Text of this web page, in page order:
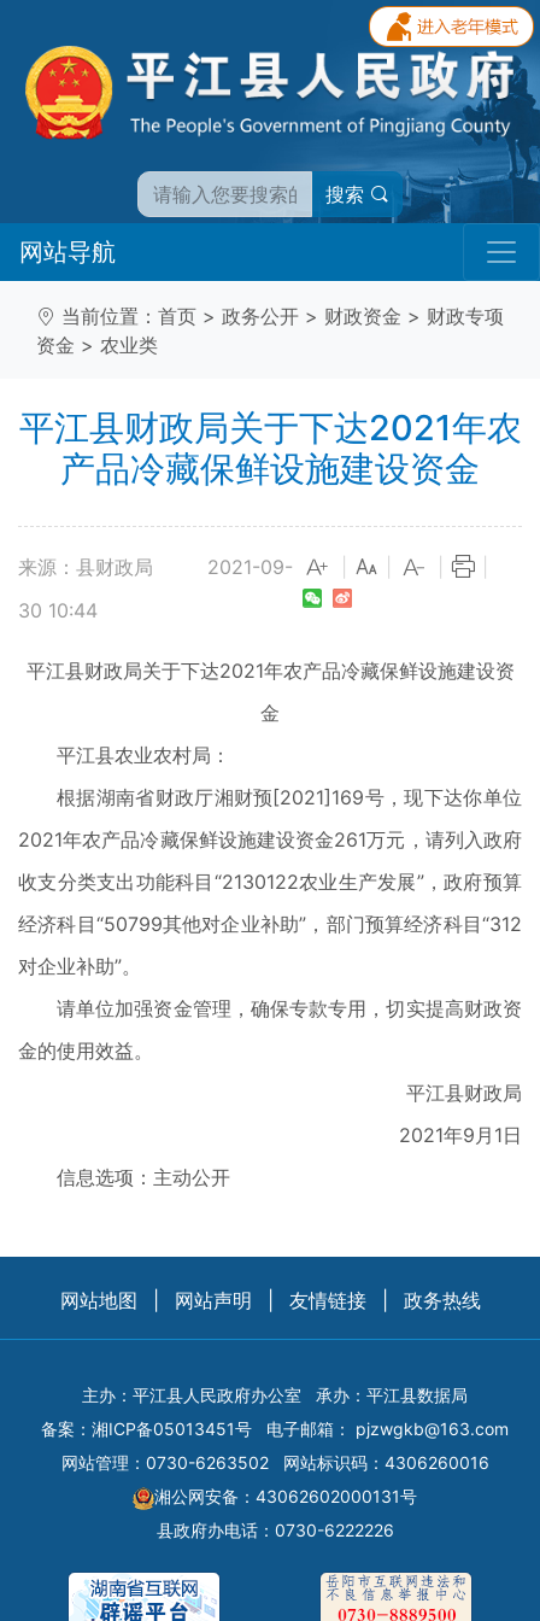
搜索
网站导航
当前位置： 首页 > 政务公开 > 财政资金 > 财政专项
资金 > 农业类
平江县财政局关于下达2021年农
产品冷藏保鲜设施建设资金
来源：县财政局
2021-09-
30 10:44
平江县财政局关于下达2021年农产品冷藏保鲜设施建设资
金
平江县农业农村局：
根据湖南省财政厅湘财预[2021]169号，现下达你单位
2021年农产品冷藏保鲜设施建设资金261万元，请列入政府
收支分类支出功能科目“2130122农业生产发展”，政府预算
经济科目“50799其他对企业补助”，部门预算经济科目“312
对企业补助”。
请单位加强资金管理，确保专款专用，切实提高财政资
金的使用效益。
平江县财政局
2021年9月1日
信息选项：主动公开
网站地图 网站声明 友情链接 政务热线
主办：平江县人民政府办公室
承办：平江县数据局
备案： 湘ICP备05013451号 电子邮箱： pjzwgkb@163.com
网站管理：0730-6263502
网站标识码：4306260016
湘公网安备：43062602000131号
县政府办电话：0730-6222226